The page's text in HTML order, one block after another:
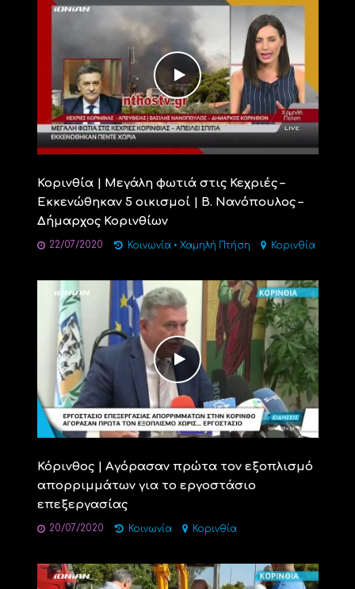
Κορινθία | Μεγάλη φωτιά στις Κεχριές –
Εκκενώθηκαν 5 οικισμοί | Β. Νανόπουλος –
Δήμαρχος Κορινθίων
22/07/2020 Κοινωνία • Χαμηλή Πτήση Κορινθία
Κόρινθος | Αγόρασαν πρώτα τον εξοπλισμό
απορριμμάτων για το εργοστάσιο
επεξεργασίας
20/07/2020 Κοινωνία Κορινθία